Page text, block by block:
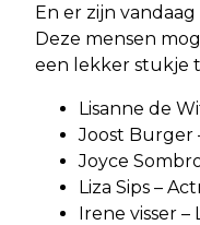
En er zijn
Deze mensen
een lekker stukje
Lisanne de
Joost Burger
Joyce
Liza Sips –
Irene visser –